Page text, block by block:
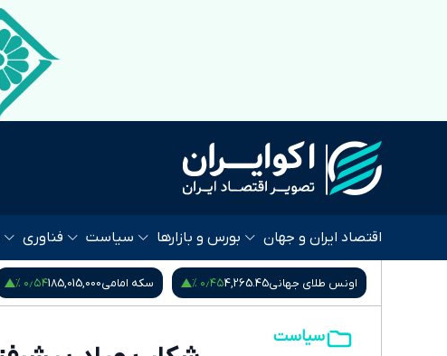
اقتصاد ایران و جهان بورس و بازارها سیاست فناوری
اونس طلای جهانی4,265.45۰٫۴۵ % سکه امامی185,015,000۰٫۵۴ %
سیاست